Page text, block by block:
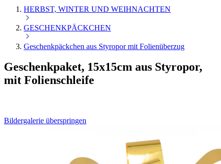
HERBST, WINTER UND WEIHNACHTEN
GESCHENKPÄCKCHEN
Geschenkpäckchen aus Styropor mit Folienüberzug
Geschenkpaket, 15x15cm aus Styropor,
mit Folienschleife
Bildergalerie überspringen